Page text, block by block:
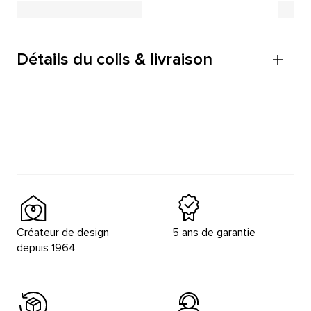
Détails du colis & livraison
Créateur de design
depuis 1964
5 ans de garantie